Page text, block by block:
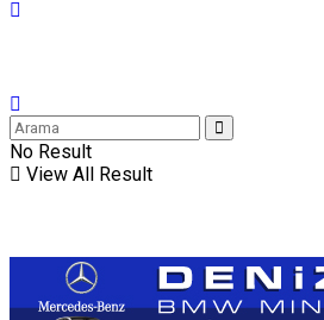
No Result
View All Result